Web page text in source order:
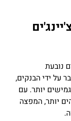
נובעת
על ידי הבנקים,
יותר. עם
יותר, המפצה